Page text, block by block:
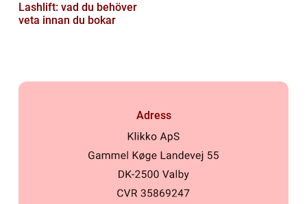
Lashlift: vad du behöver
veta innan du bokar
Adress